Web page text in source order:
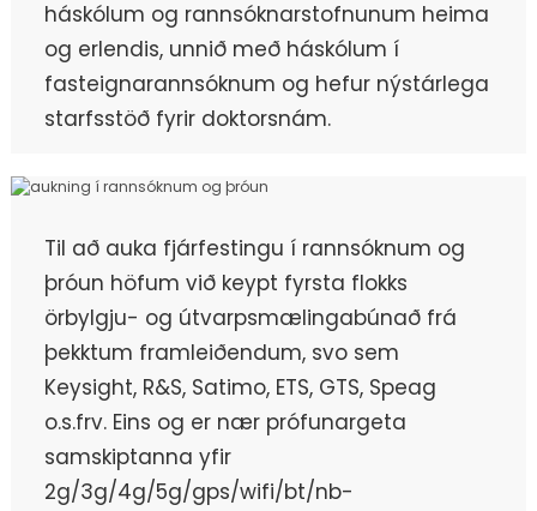
háskólum og rannsóknarstofnunum heima
og erlendis, unnið með háskólum í
fasteignarannsóknum og hefur nýstárlega
starfsstöð fyrir doktorsnám.
Til að auka fjárfestingu í rannsóknum og
þróun höfum við keypt fyrsta flokks
örbylgju- og útvarpsmælingabúnað frá
þekktum framleiðendum, svo sem
Keysight, R&S, Satimo, ETS, GTS, Speag
o.s.frv. Eins og er nær prófunargeta
samskiptanna yfir
2g/3g/4g/5g/gps/wifi/bt/nb-